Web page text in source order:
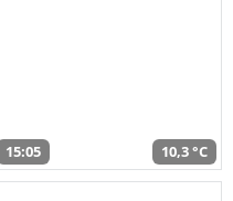
15:05 10,3 °C